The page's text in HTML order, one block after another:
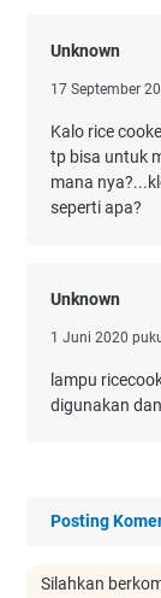
Unknown
17 September
Kalo rice
tp bisa untuk
mana
seperti apa?
Unknown
1 Juni 2020
lampu
digunakan
Posting
Silahkan